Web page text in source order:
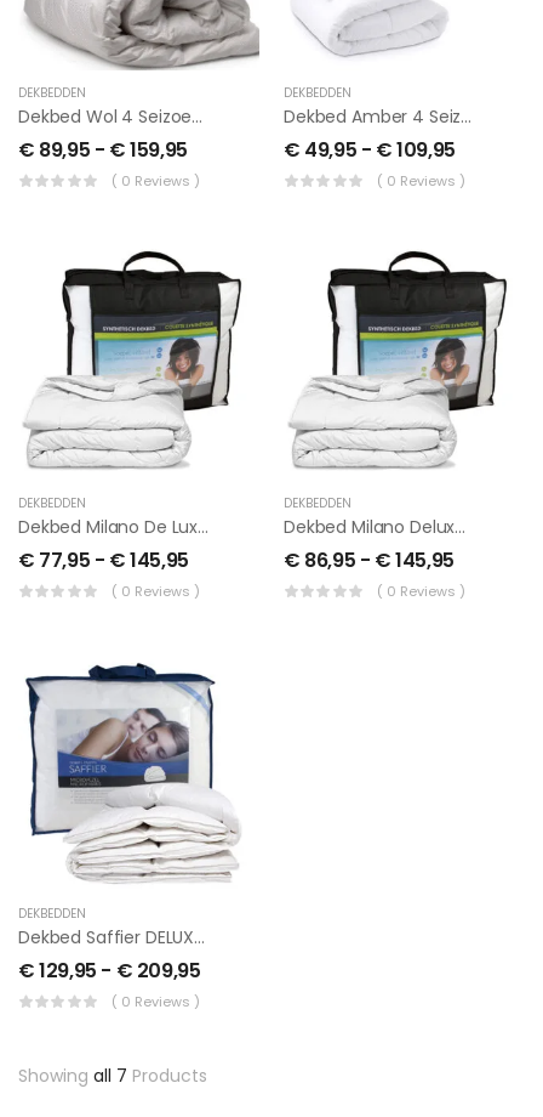
DEKBEDDEN
Dekbed Wol 4 Seizoenen
€ 89,95 - €159,95
( 0 Reviews )
DEKBEDDEN
Dekbed Amber 4 Seizoenen
€ 49,95 - €109,95
( 0 Reviews )
DEKBEDDEN
Dekbed Milano De Luxe, 4 Seizoenen
€ 77,95 - €145,95
( 0 Reviews )
DEKBEDDEN
Dekbed Milano Deluxe Met Rits, 4 Seizoenen
€ 86,95 - €145,95
( 0 Reviews )
DEKBEDDEN
Dekbed Saffier DELUXE Satijn 4 Seizoenen
€129,95 - € 209,95
( 0 Reviews )
Showing all 7 Products